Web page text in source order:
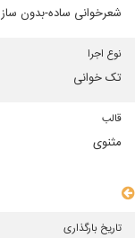
شعرخوانی ساده-بدون ساز
نوع اجرا
تک خوانی
قالب
مثنوی
تاریخ بارگذاری